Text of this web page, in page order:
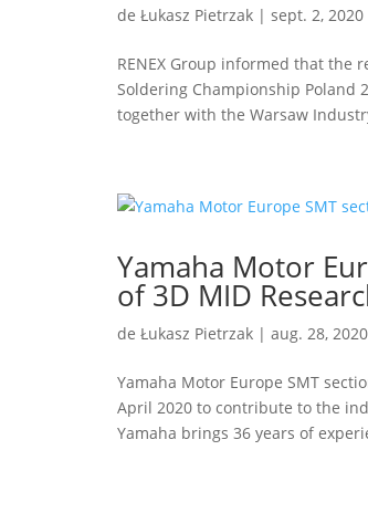
de Łukasz Pietrzak| sept. 2, 2020
RENEX Group informed that the
Soldering Championship Poland
together with the Warsaw
Yamaha Motor
of 3D MID
de Łukasz Pietrzak| aug. 28, 2020
Yamaha Motor Europe SMT
April 2020 to contribute to the
Yamaha brings 36 years of